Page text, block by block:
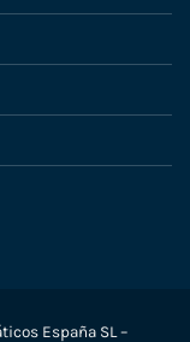
España SL –